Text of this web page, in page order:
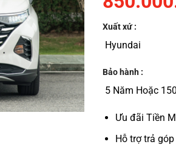
Xuất xứ :
Hyundai
Bảo hành :
5 Năm Hoặc
Ưu đãi Tiền
Hỗ trợ trả